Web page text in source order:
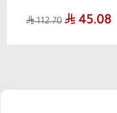
45.08
112.70